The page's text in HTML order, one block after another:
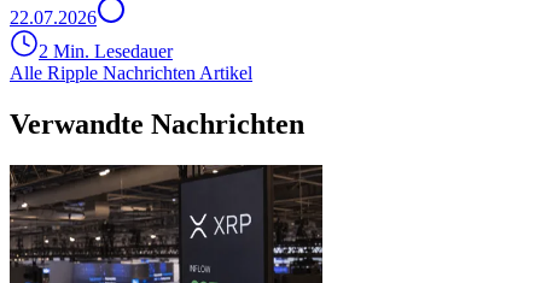
22.07.2026
2 Min. Lesedauer
Alle Ripple Nachrichten Artikel
Verwandte Nachrichten